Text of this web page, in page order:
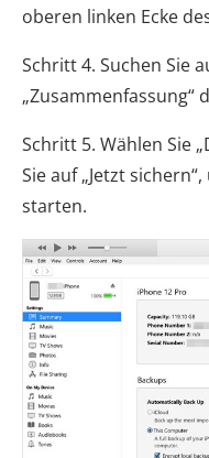
oberen linken Ecke
Schritt 4. Suchen Sie
„Zusammenfassung“
Schritt 5. Wählen Sie
Sie auf „Jetzt
starten.